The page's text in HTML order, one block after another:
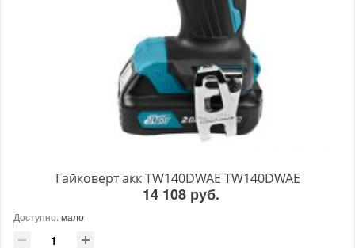
Гайковерт акк TW140DWAE TW140DWAE
14 108 руб.
Доступно:мало